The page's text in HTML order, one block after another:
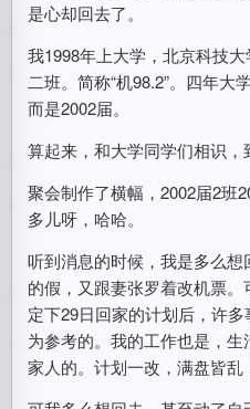
是心却回去了。
我1998年上大学，北京科技
二班。简称“机98.2”。四年大
而是2002届。
算起来，和大学同学们相识，
聚会制作了横幅，2002届2班
多儿呀，哈哈。
听到消息的时候，我是多么
的假，又跟妻张罗着改机票
定下29日回家的计划后，许
为参考的。我的工作也是，
家人的。计划一改，满盘皆乱